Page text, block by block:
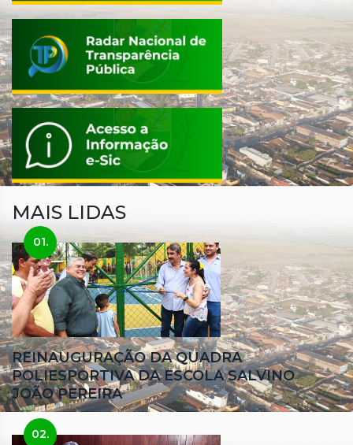
MAIS LIDAS
01.
REINAUGURAÇÃO DA QUADRA
POLIESPORTIVA DA ESCOLA SALVINO
JOÃO PEREIRA
02.